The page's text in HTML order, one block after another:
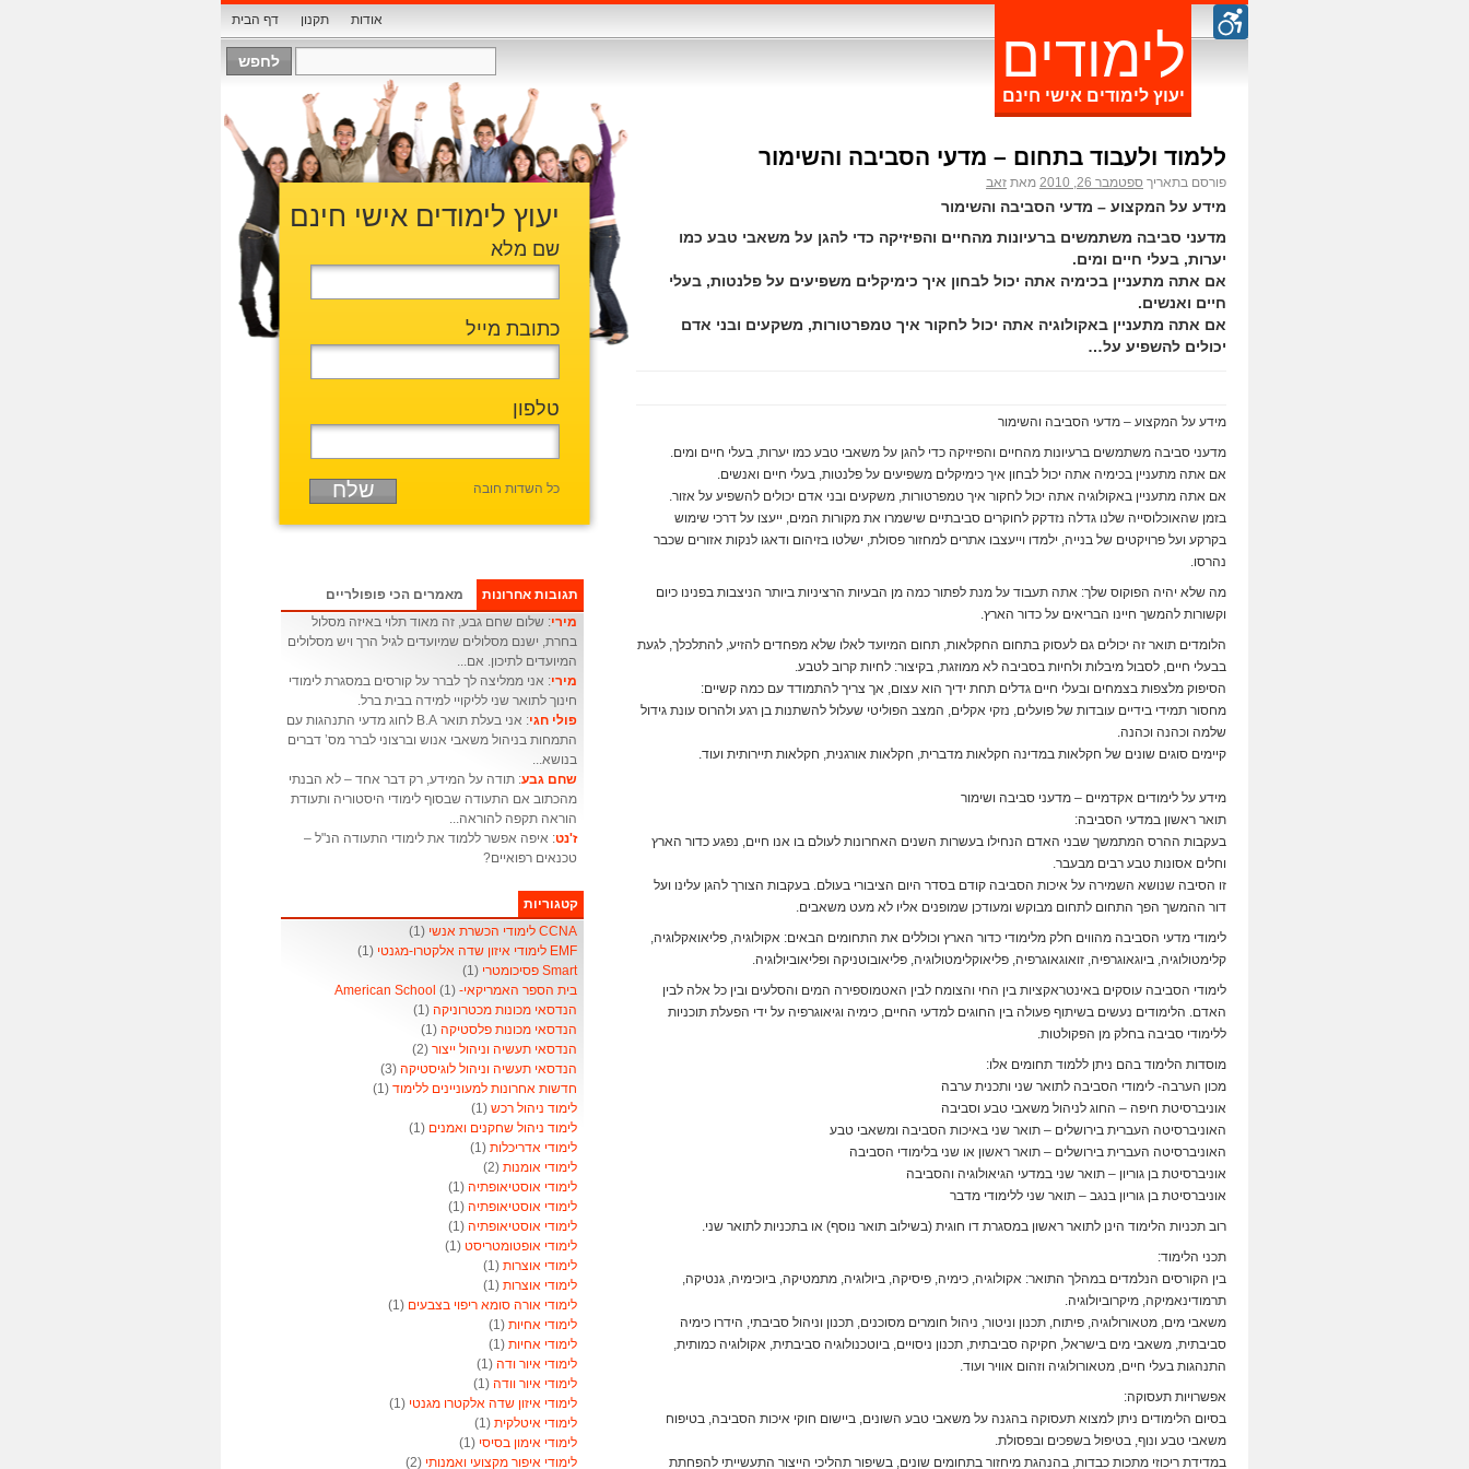
לימודים
יעוץ לימודים אישי חינם
אודות תקנון דף הבית
ללמוד ולעבוד בתחום – מדעי הסביבה והשימור
פורסם בתאריך ספטמבר 26, 2010 מאת זאב
מידע על המקצוע – מדעי הסביבה והשימור
מדעני סביבה משתמשים ברעיונות מהחיים והפיזיקה כדי להגן על משאבי טבע כמו
יערות, בעלי חיים ומים.
אם אתה מתעניין בכימיה אתה יכול לבחון איך כימיקלים משפיעים על פלנטות, בעלי
חיים ואנשים.
אם אתה מתעניין באקולוגיה אתה יכול לחקור איך טמפרטורות, משקעים ובני אדם
יכולים להשפיע על…
מידע על המקצוע – מדעי הסביבה והשימור
מדעני סביבה משתמשים ברעיונות מהחיים והפיזיקה כדי להגן על משאבי טבע כמו יערות, בעלי חיים ומים.
אם אתה מתעניין בכימיה אתה יכול לבחון איך כימיקלים משפיעים על פלנטות, בעלי חיים ואנשים.
אם אתה מתעניין באקולוגיה אתה יכול לחקור איך טמפרטורות, משקעים ובני אדם יכולים להשפיע על אזור.
בזמן שהאוכלוסייה שלנו גדלה נזדקק לחוקרים סביבתיים שישמרו את מקורות המים, ייעצו על דרכי שימוש
בקרקע ועל פרויקטים של בנייה, ילמדו וייעצבו אתרים למחזור פסולת, ישלטו בזיהום ודאגו לנקות אזורים שכבר
נהרסו.
מה שלא יהיה הפוקוס שלך: אתה תעבוד על מנת לפתור כמה מן הבעיות הרציניות ביותר הניצבות בפנינו כיום
וקשורות להמשך חיינו הבריאים על כדור הארץ.
הלומדים תואר זה יכולים גם לעסוק בתחום החקלאות, תחום המיועד לאלו שלא מפחדים להזיע, להתלכלך, לגעת
בבעלי חיים, לסבול מיבלות ולחיות בסביבה לא ממוזגת, בקיצור: לחיות קרוב לטבע.
הסיפוק מלצפות בצמחים ובעלי חיים גדלים תחת ידיך הוא עצום, אך צריך להתמודד עם כמה קשיים:
מחסור תמידי בידיים עובדות של פועלים, נזקי אקלים, המצב הפוליטי שעלול להשתנות בן רגע ולהרוס עונת גידול
שלמה וכהנה וכהנה.
קיימים סוגים שונים של חקלאות במדינה חקלאות מדברית, חקלאות אורגנית, חקלאות תיירותית ועוד.
מידע על לימודים אקדמיים – מדעני סביבה ושימור
תואר ראשון במדעי הסביבה:
בעקבות ההרס המתמשך שבני האדם הנחילו בעשרות השנים האחרונות לעולם בו אנו חיים, נפגע כדור הארץ
וחלים אסונות טבע רבים מבעבר.
זו הסיבה שנושא השמירה על איכות הסביבה קודם בסדר היום הציבורי בעולם. בעקבות הצורך להגן עלינו ועל
דור ההמשך הפך התחום לתחום מבוקש ומעודכן שמופנים אליו לא מעט משאבים.
לימודי מדעי הסביבה מהווים חלק מלימודי כדור הארץ וכוללים את התחומים הבאים: אקולוגיה, פליאואקלוגיה,
קלימטולוגיה, ביוגאוגרפיה, זואוגאוגרפיה, פליאוקלימטולוגיה, פליאובוטניקה ופליאוביולוגיה.
לימודי הסביבה עוסקים באינטראקציות בין החי והצומח לבין האטמוספירה המים והסלעים ובין כל אלה לבין
האדם. הלימודים נעשים בשיתוף פעולה בין החוגים למדעי החיים, כימיה וגיאוגרפיה על ידי הפעלת תוכניות
ללימודי סביבה בחלק מן הפקולטות.
מוסדות הלימוד בהם ניתן ללמוד תחומים אלו:
מכון הערבה- לימודי הסביבה לתואר שני ותכנית ערבה
אוניברסיטת חיפה – החוג לניהול משאבי טבע וסביבה
האוניברסיטה העברית בירושלים – תואר שני באיכות הסביבה ומשאבי טבע
האוניברסיטה העברית בירושלים – תואר ראשון או שני בלימודי הסביבה
אוניברסיטת בן גוריון – תואר שני במדעי הגיאולוגיה והסביבה
אוניברסיטת בן גוריון בנגב – תואר שני ללימודי מדבר
רוב תכניות הלימוד הינן לתואר ראשון במסגרת דו חוגית (בשילוב תואר נוסף) או בתכניות לתואר שני.
תכני הלימוד:
בין הקורסים הנלמדים במהלך התואר: אקולוגיה, כימיה, פיסיקה, ביולוגיה, מתמטיקה, ביוכימיה, גנטיקה,
תרמודינאמיקה, מיקרוביולוגיה.
משאבי מים, מטאורולוגיה, פיתוח, תכנון וניטור, ניהול חומרים מסוכנים, תכנון וניהול סביבתי, הידרו כימיה
סביבתית, משאבי מים בישראל, חקיקה סביבתית, תכנון ניסויים, ביוטכנולוגיה סביבתית, אקולוגיה כמותית,
התנהגות בעלי חיים, מטאורולוגיה וזהום אוויר ועוד.
אפשרויות תעסוקה:
בסיום הלימודים ניתן למצוא תעסוקה בהגנה על משאבי טבע השונים, ביישום חוקי איכות הסביבה, בטיפוח
משאבי טבע ונוף, בטיפול בשפכים ובפסולת.
במדידת ריכוזי מתכות כבדות, בהנהגת מיחזור בתחומים שונים, בשיפור תהליכי הייצור התעשייתי להפחתת
יעוץ לימודים אישי חינם
שם מלא
כתובת מייל
טלפון
כל השדות חובה
תגובות אחרונות
מאמרים הכי פופולריים
מירי: שלום שחם גבע, זה מאוד תלוי באיזה מסלול
בחרת, ישנם מסלולים שמיועדים לגיל הרך ויש מסלולים
המיועדים לתיכון. אם...
מירי: אני ממליצה לך לברר על קורסים במסגרת לימודי
חינוך לתואר שני לליקויי למידה בבית ברל.
פולי חגי
: אני בעלת תואר B.A לחוג מדעי התנהגות עם
התמחות בניהול משאבי אנוש וברצוני לברר מס’ דברים
בנושא...
שחם גבע: תודה על המידע, רק דבר אחד – לא הבנתי
מהכתוב אם התעודה שבסוף לימודי היסטוריה ותעודת
הוראה תקפה להוראה...
ז'נט: איפה אפשר ללמוד את לימודי התעודה הנ"ל –
טכנאים רפואיים?
קטגוריות
CCNA לימודי הכשרת אנשי
(1)
EMF לימודי איזון שדה אלקטרו-מגנטי
(1)
Smart פסיכומטרי
(1)
בית הספר האמריקאי- American School (1)
הנדסאי מכונות מכטרוניקה (1)
הנדסאי מכונות פלסטיקה (1)
הנדסאי תעשיה וניהול ייצור (2)
הנדסאי תעשיה וניהול לוגיסטיקה (3)
חדשות אחרונות למעוניינים ללימוד (1)
לימוד ניהול רכש (1)
לימוד ניהול שחקנים ואמנים (1)
לימודי אדריכלות (1)
לימודי אומנות (2)
לימודי אוסטיאופתיה (1)
לימודי אוסטיאופתיה (1)
לימודי אוסטיאופתיה (1)
לימודי אופטומטריסט (1)
לימודי אוצרות (1)
לימודי אוצרות (1)
לימודי אורה סומא ריפוי בצבעים (1)
לימודי אחיות (1)
לימודי אחיות (1)
לימודי איור ודה (1)
לימודי איור וודה (1)
לימודי איזון שדה אלקטרו מגנטי (1)
לימודי איטלקית (1)
לימודי אימון בסיסי (1)
לימודי איפור מקצועי ואמנותי (2)